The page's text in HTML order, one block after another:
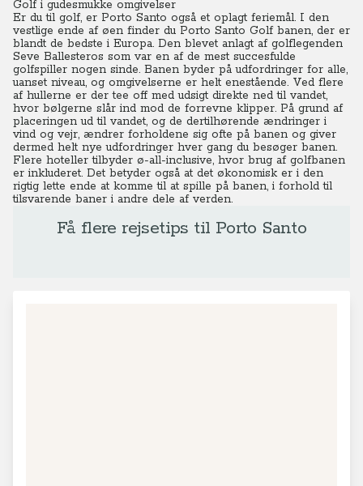
Golf i gudesmukke omgivelser
Er du til golf, er Porto Santo også et oplagt feriemål. I den
vestlige ende af øen finder du Porto Santo Golf banen, der er
blandt de bedste i Europa. Den blevet anlagt af golflegenden
Seve Ballesteros som var en af de mest succesfulde
golfspiller nogen sinde. Banen byder på udfordringer for alle,
uanset niveau, og omgivelserne er helt enestående. Ved flere
af hullerne er der tee off med udsigt direkte ned til vandet,
hvor bølgerne slår ind mod de forrevne klipper. På grund af
placeringen ud til vandet, og de dertilhørende ændringer i
vind og vejr, ændrer forholdene sig ofte på banen og giver
dermed helt nye udfordringer hver gang du besøger banen.
Flere hoteller tilbyder ø-all-inclusive, hvor brug af golfbanen
er inkluderet. Det betyder også at det økonomisk er i den
rigtig lette ende at komme til at spille på banen, i forhold til
tilsvarende baner i andre dele af verden.
Få flere rejsetips til Porto Santo